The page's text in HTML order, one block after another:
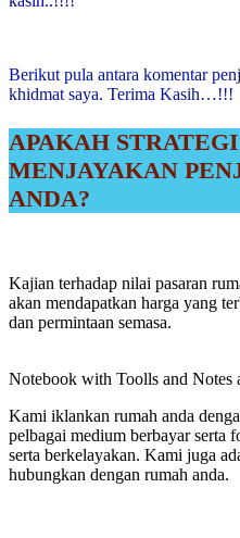
Berikut pula antara komentar
khidmat saya. Terima Kasih…!!!
APAKAH
MENJAYAKAN
ANDA?
Kajian terhadap nilai pasaran
akan mendapatkan harga yang
dan permintaan semasa.
Notebook with Toolls and Notes
Kami iklankan rumah anda
pelbagai medium berbayar serta
serta berkelayakan. Kami juga
hubungkan dengan rumah anda.